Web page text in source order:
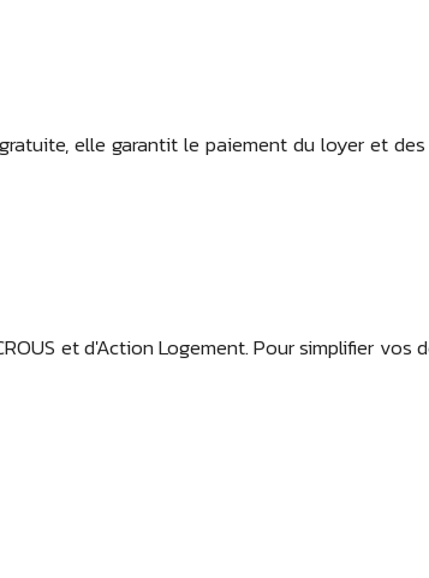
elle garantit le paiement du loyer et
et d'Action Logement. Pour simplifier vos